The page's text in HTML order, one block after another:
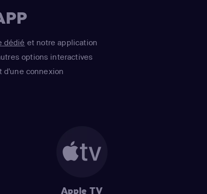
dédié et notre application
options interactives
d'une connexion
Apple TV